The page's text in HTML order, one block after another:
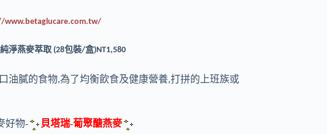
www.betaglucare.com.tw/
淨燕麥萃取 (28包裝/盒)NT1,580
油膩的食物,為了均衡飲食及健康營養,打拼的上班族或
好物- 貝塔瑞-葡聚醣燕麥